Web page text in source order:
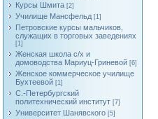
Курсы Шмита [2]
Училище Мансфельд [1]
Петровские курсы мальчиков,
служащих в торговых заведениях
[1]
Женская школа с/х и
домоводства Мариуц-Гриневой [6]
Женское коммерческое училище
Бухтеевой [1]
С.-Петербургский
политехнический институт [7]
Университет Шанявского [5]